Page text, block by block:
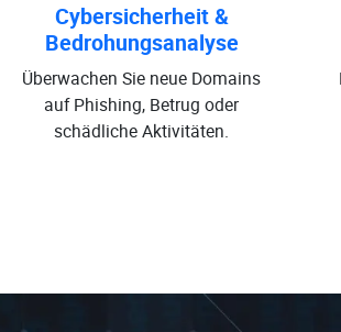
Cybersicherheit &
Bedrohungsanalyse
Überwachen Sie neue Domains
auf Phishing, Betrug oder
schädliche Aktivitäten.